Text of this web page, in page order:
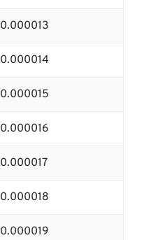
0.000013
0.000014
0.000015
0.000016
0.000017
0.000018
0.000019